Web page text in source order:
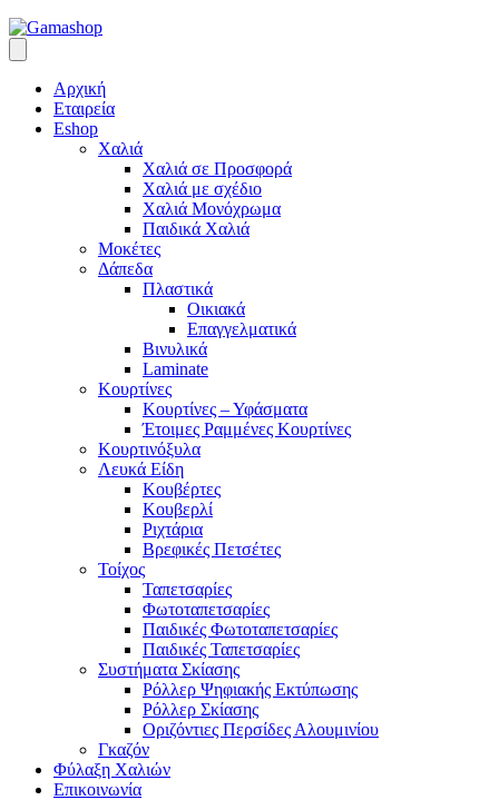
Αρχική
Εταιρεία
Eshop
Χαλιά
Χαλιά σε Προσφορά
Χαλιά με σχέδιο
Χαλιά Μονόχρωμα
Παιδικά Χαλιά
Μοκέτες
Δάπεδα
Πλαστικά
Οικιακά
Επαγγελματικά
Βινυλικά
Laminate
Κουρτίνες
Κουρτίνες – Υφάσματα
Έτοιμες Ραμμένες Κουρτίνες
Κουρτινόξυλα
Λευκά Είδη
Κουβέρτες
Κουβερλί
Ριχτάρια
Βρεφικές Πετσέτες
Τοίχος
Ταπετσαρίες
Φωτοταπετσαρίες
Παιδικές Φωτοταπετσαρίες
Παιδικές Ταπετσαρίες
Συστήματα Σκίασης
Ρόλλερ Ψηφιακής Εκτύπωσης
Ρόλλερ Σκίασης
Οριζόντιες Περσίδες Αλουμινίου
Γκαζόν
Φύλαξη Χαλιών
Επικοινωνία